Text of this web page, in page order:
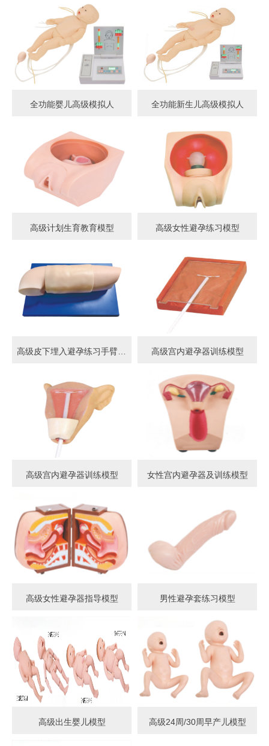
全功能婴儿高级模拟人 全功能新生儿高级模拟人
高级计划生育教育模型 高级女性避孕练习模型
高级皮下埋入避孕练习手臂模型 高级宫内避孕器训练模型
高级宫内避孕器训练模型 女性宫内避孕器及训练模型
高级女性避孕器指导模型 男性避孕套练习模型
高级出生婴儿模型 高级24周/30周早产儿模型